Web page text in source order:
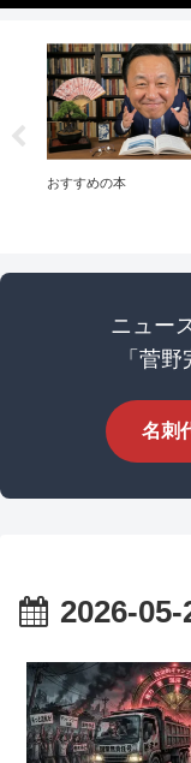
おすすめの本
ニュー
「菅
名刺
2026-05-